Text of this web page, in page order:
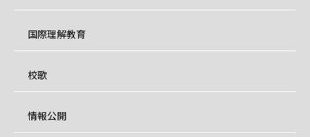
国際理解教育
校歌
情報公開